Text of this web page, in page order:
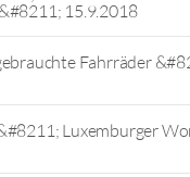
15.9.2018
Fahrräder
Luxemburger